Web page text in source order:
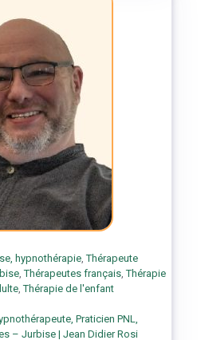
Praticien PNL,
– Jurbise | Jean Didier Rosi
hypnothérapie,Thérapeute
,Thérapeutes français,Thérapie
,Thérapie de l'enfant